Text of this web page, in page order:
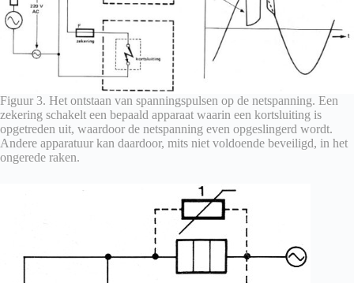
Figuur 3. Het ontstaan van spanningspulsen op de netspanning. Een
zekering schakelt een bepaald apparaat waarin een kortsluiting is
opgetreden uit, waardoor de netspanning even opgeslingerd wordt.
Andere apparatuur kan daardoor, mits niet voldoende beveiligd, in het
ongerede raken.